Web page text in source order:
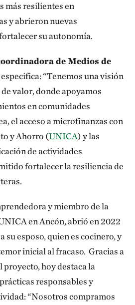
más resilientes en
y abrieron nuevas
su autonomía.
de Medios de
especifica: “Tenemos una visión
valor, donde apoyamos
en comunidades
el acceso a microfinanzas con
y Ahorro (UNICA) y las
de actividades
fortalecer la resiliencia de
y miembro de la
en Ancón, abrió en 2022
su esposo, quien es cocinero, y
inicial al fracaso. Gracias a
hoy destaca la
responsables y
“Nosotros compramos